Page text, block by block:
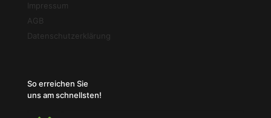
Impressum
AGB
Datenschutzerklärung
So erreichen Sie
uns am schnellsten!